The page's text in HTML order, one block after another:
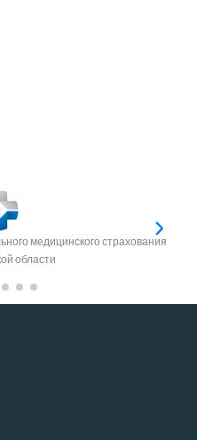
медицинского страхования
области